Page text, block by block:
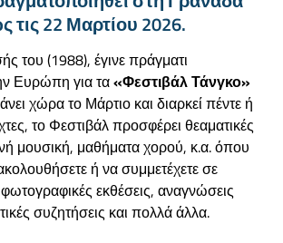
τις 22 Μαρτίου 2026.
του (1988), έγινε πράγματι
Ευρώπη για τα«Φεστιβάλ Τάνγκο»
χώρα το Μάρτιο και διαρκεί πέντε ή
το Φεστιβάλ προσφέρει θεαματικές
μουσική, μαθήματα χορού, κ.α. όπου
ή να συμμετέχετε σε
εκθέσεις, αναγνώσεις
συζητήσεις και πολλά άλλα.